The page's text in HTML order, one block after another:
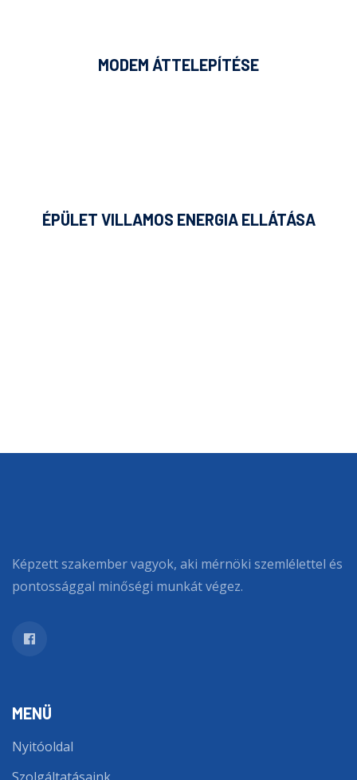
MODEM ÁTTELEPÍTÉSE
ÉPÜLET VILLAMOS ENERGIA ELLÁTÁSA
Képzett szakember vagyok, aki mérnöki szemlélettel és
pontossággal minőségi munkát végez.
MENÜ
Nyitóoldal
Szolgáltatásaink